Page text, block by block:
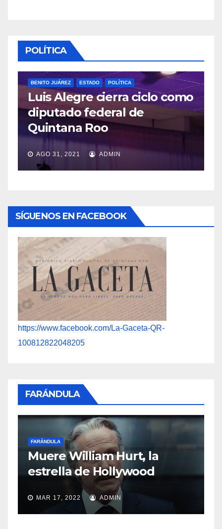
POLÍTICA
BENITO JUÁREZ ESTADO POLÍTICA
Luis Alegre cierra ciclo como
diputado federal de
Quintana Roo
AGO 31, 2021 ADMIN
SÍGUENOS EN FACEBOOK
https://www.facebook.com/La-Gaceta-QR-
100812822048205
FARÁNDULA
FARÁNDULA
Muere William Hurt, la
estrella de Hollywood
MAR 17, 2022 ADMIN